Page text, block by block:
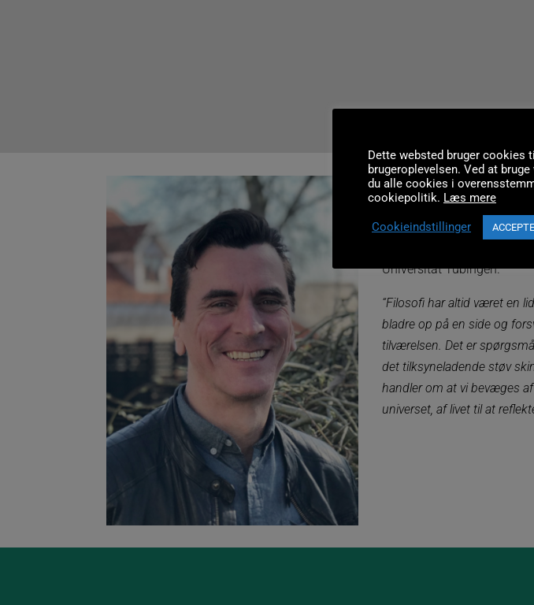
NIKOLAI
Forstander og
Nikolai er uddannet
Universität Tübingen.
“Filosofi har altid været en
bladre op på en side og
tilværelsen. Det er
det tilksyneladende støv
handler om at vi bevæges
universet, af livet til at
Dette websted bruger cookies
brugeroplevelsen. Ved at
du alle cookies i
cookiepolitik. Læs mere
Cookieindstillinger